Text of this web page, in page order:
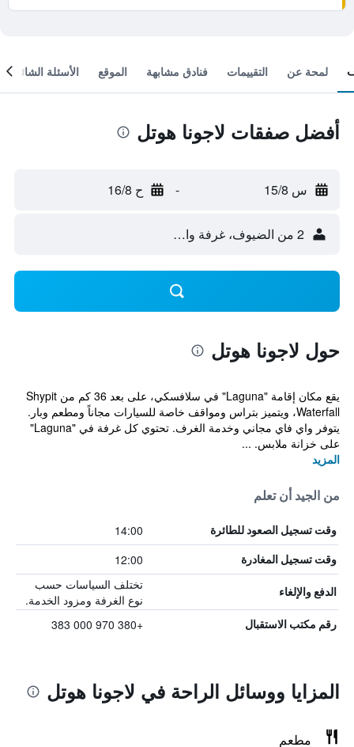
لمحة عن التقييمات فنادق مشابهة الموقع الأسئلة الشائعة
أفضل صفقات لاجونا هوتل
س 15/8 - ح 16/8
2 من الضيوف، غرفة واحدة
حول لاجونا هوتل
يقع مكان إقامة "Laguna" في سلافسكي، على بعد 36 كم من Shypit
Waterfall، ويتميز بتراس ومواقف خاصة للسيارات مجاناً ومطعم وبار.
يتوفر واي فاي مجاني وخدمة الغرف. تحتوي كل غرفة في "Laguna"
على خزانة ملابس. ...
المزيد
من الجيد أن تعلم
وقت تسجيل الصعود للطائرة 14:00
وقت تسجيل المغادرة 12:00
الدفع والإلغاء
تختلف السياسات حسب
نوع الغرفة ومزود الخدمة.
رقم مكتب الاستقبال +380 970 000 383
المزايا ووسائل الراحة في لاجونا هوتل
مطعم